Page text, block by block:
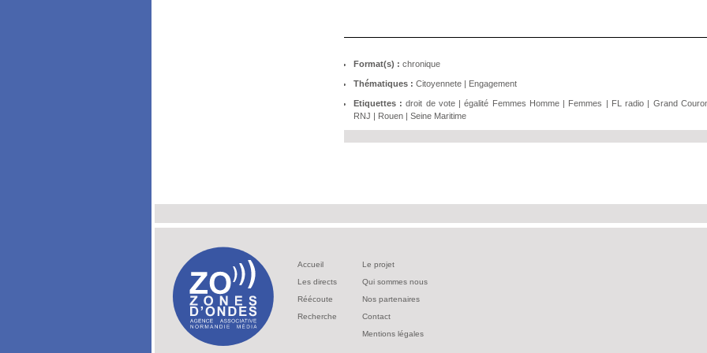
Format(s) : chronique
Thématiques : Citoyennete Engagement
Etiquettes :droit de vote|égalité Femmes Homme| Femmes FL radio Grand
RNJ
Rouen Seine Maritime
Accueil
Les directs
Réécoute
Recherche
Le projet
Qui sommes nous
Nos partenaires
Contact
Mentions légales